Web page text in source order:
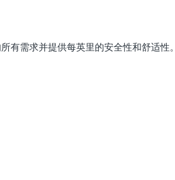
有需求并提供每英里的安全性和舒适性。